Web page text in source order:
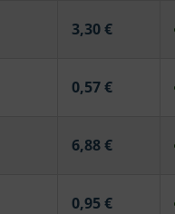
3,30 €
0,57 €
6,88 €
0,95 €